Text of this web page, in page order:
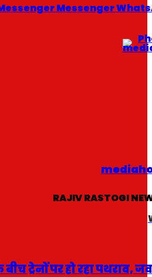
Messenger
RAJIV RASTOGI
ट्रेनों पर हो रहा पथराव,